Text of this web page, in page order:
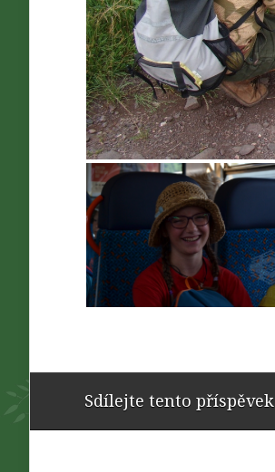
Sdílejte tento příspěvek